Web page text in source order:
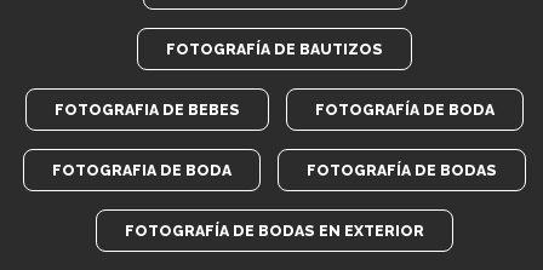
FOTOGRAFÍA DE BAUTIZOS
FOTOGRAFIA DE BEBES FOTOGRAFÍA DE BODA
FOTOGRAFIA DE BODA FOTOGRAFÍA DE BODAS
FOTOGRAFÍA DE BODAS EN EXTERIOR